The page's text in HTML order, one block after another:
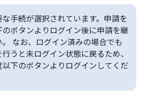
手続が選択されています。申請を
ボタンよりログイン後に申請を継
なお、ログイン済みの場合でも
うと未ログイン状態に戻るため、
下のボタンよりログインしてくだ